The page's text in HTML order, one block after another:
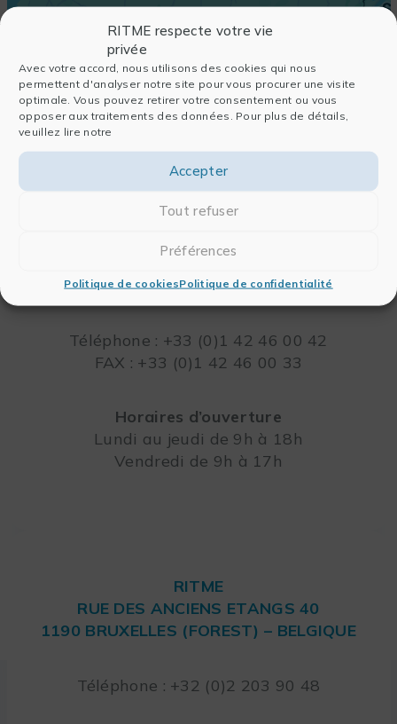
RITME respecte votre vie
privée
Avec votre accord, nous utilisons des cookies qui nous
permettent d'analyser notre site pour vous procurer une visite
optimale. Vous pouvez retirer votre consentement ou vous
opposer aux traitements des données. Pour plus de détails,
veuillez lire notre
Accepter
Tout refuser
Préférences
Politique de cookiesPolitique de confidentialité
RITME
75018 PARIS – FRANCE
Téléphone : +33 (0)1 42 46 00 42
FAX : +33 (0)1 42 46 00 33
Horaires d’ouverture
Lundi au jeudi de 9h à 18h
Vendredi de 9h à 17h
RITME
RUE DES ANCIENS ETANGS 40
1190 BRUXELLES (FOREST) – BELGIQUE
Téléphone : +32 (0)2 203 90 48